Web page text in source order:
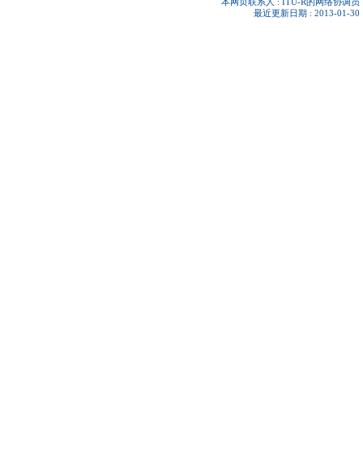
本网页联系人 : ITU-R的网络协调员
最近更新日期 : 2013-01-30